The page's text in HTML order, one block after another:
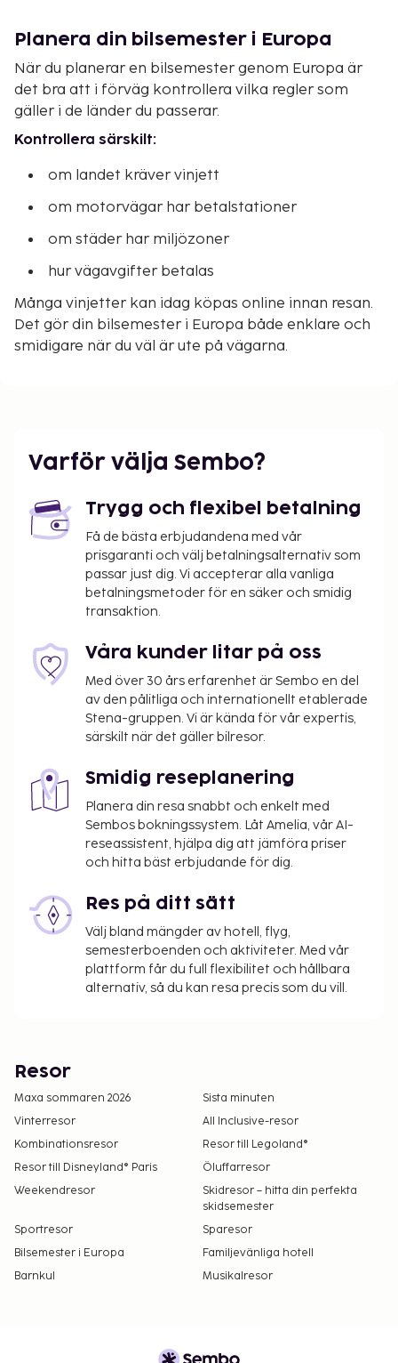
Planera din bilsemester i Europa
När du planerar en bilsemester genom Europa är
det bra att i förväg kontrollera vilka regler som
gäller i de länder du passerar.
Kontrollera särskilt:
om landet kräver vinjett
om motorvägar har betalstationer
om städer har miljözoner
hur vägavgifter betalas
Många vinjetter kan idag köpas online innan resan.
Det gör din bilsemester i Europa både enklare och
smidigare när du väl är ute på vägarna.
Varför välja Sembo?
Trygg och flexibel betalning
Få de bästa erbjudandena med vår
prisgaranti och välj betalningsalternativ som
passar just dig. Vi accepterar alla vanliga
betalningsmetoder för en säker och smidig
transaktion.
Våra kunder litar på oss
Med över 30 års erfarenhet är Sembo en del
av den pålitliga och internationellt etablerade
Stena-gruppen. Vi är kända för vår expertis,
särskilt när det gäller bilresor.
Smidig reseplanering
Planera din resa snabbt och enkelt med
Sembos bokningssystem. Låt Amelia, vår AI-
reseassistent, hjälpa dig att jämföra priser
och hitta bäst erbjudande för dig.
Res på ditt sätt
Välj bland mängder av hotell, flyg,
semesterboenden och aktiviteter. Med vår
plattform får du full flexibilitet och hållbara
alternativ, så du kan resa precis som du vill.
Resor
Maxa sommaren 2026
Sista minuten
Vinterresor
All Inclusive-resor
Kombinationsresor
Resor till Legoland®
Resor till Disneyland® Paris
Öluffarresor
Weekendresor
Skidresor – hitta din perfekta
skidsemester
Sportresor
Sparesor
Bilsemester i Europa
Familjevänliga hotell
Barnkul
Musikalresor